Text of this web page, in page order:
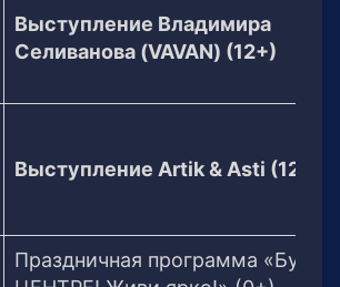
Выступление Владимира
Селиванова (VAVAN) (12+)
Выступление Artik & Asti (12+)
Праздничная программа «Будь в